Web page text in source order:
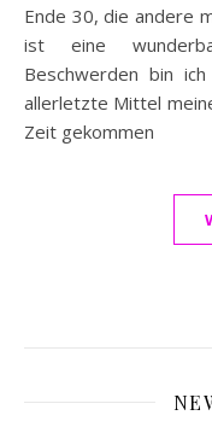
Ende 30, die andere
ist eine
Beschwerden bin
allerletzte Mittel
Zeit gekommen